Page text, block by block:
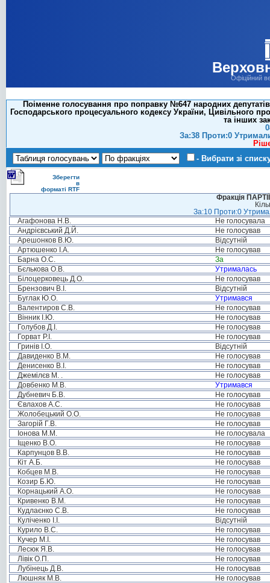
Офіційний
Поіменне голосування про поправку №647 народних
Господарського процесуального кодексу України, Цивільного
та інших
За:38 Проти:0
- Вибрати зі
Зберегти
в
форматі RTF
Фракція
За:10 Проти:0
Агафонова Н.В.
Не голосувала
Андрієвський Д.Й.
Не голосував
Арешонков В.Ю.
Відсутній
Артюшенко І.А.
Не голосував
Барна О.С.
За
Бєлькова О.В.
Утрималась
Білоцерковець Д.О.
Не голосував
Брензович В.І.
Відсутній
Буглак Ю.О.
Утримався
Валентиров С.В.
Не голосував
Вінник І.Ю.
Не голосував
Голубов Д.І.
Не голосував
Горват Р.І.
Не голосував
Гринів І.О.
Відсутній
Давиденко В.М.
Не голосував
Денисенко В.І.
Не голосував
Джемілєв М. .
Не голосував
Довбенко М.В.
Утримався
Дубневич Б.В.
Не голосував
Євлахов А.С.
Не голосував
Жолобецький О.О.
Не голосував
Загорій Г.В.
Не голосував
Іонова М.М.
Не голосувала
Іщенко В.О.
Не голосував
Карпунцов В.В.
Не голосував
Кіт А.Б.
Не голосував
Кобцев М.В.
Не голосував
Козир Б.Ю.
Не голосував
Корнацький А.О.
Не голосував
Кривенко В.М.
Не голосував
Кудлаєнко С.В.
Не голосував
Куліченко І.І.
Відсутній
Курило В.С.
Не голосував
Кучер М.І.
Не голосував
Лесюк Я.В.
Не голосував
Лівік О.П.
Не голосував
Лубінець Д.В.
Не голосував
Люшняк М.В.
Не голосував